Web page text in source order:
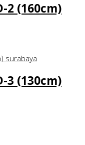
2 (160cm)
3 (130cm)